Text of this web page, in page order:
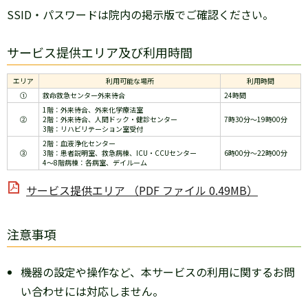
SSID・パスワードは院内の掲示版でご確認ください。
サービス提供エリア及び利用時間
エリア 利用可能な場所
利用時間
①
救命救急センター外来待合 24時間
②
1階：外来待合、外来化学療法室
2階：外来待合、人間ドック・健診センター
3階：リハビリテーション室受付
7時30分～19時00分
③
2階：血液浄化センター
3階：患者説明室、救急病棟、ICU・CCUセンター
4～8階病棟：各病室、デイルーム
6時00分～22時00分
サービス提供エリア （PDF ファイル 0.49MB）
注意事項
機器の設定や操作など、本サービスの利用に関するお問
い合わせには対応しません。